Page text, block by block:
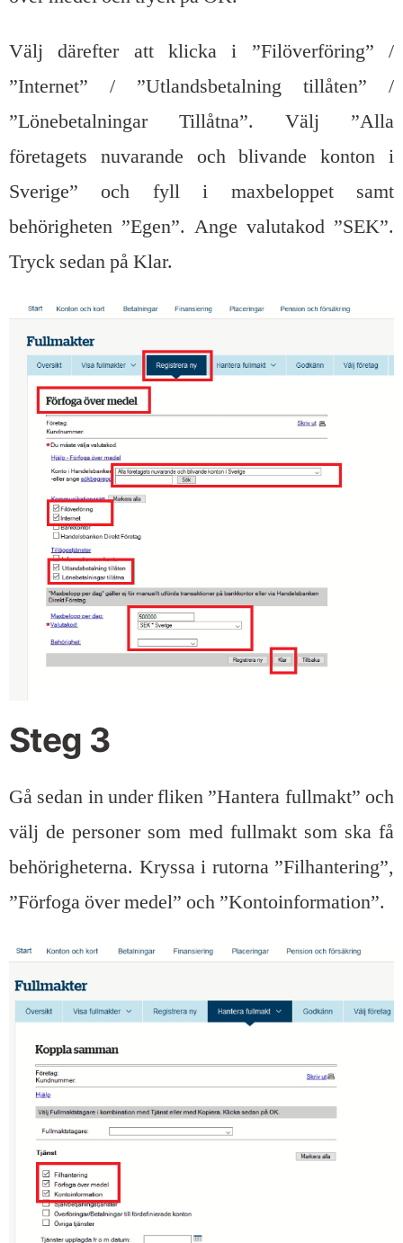
Välj därefter att klicka i ”Filöverföring” /
”Internet” / ”Utlandsbetalning tillåten” /
”Lönebetalningar Tillåtna”. Välj ”Alla
företagets nuvarande och blivande konton i
Sverige” och fyll i maxbeloppet samt
behörigheten ”Egen”. Ange valutakod ”SEK”.
Tryck sedan på Klar.
Steg 3
Gå sedan in under fliken ”Hantera fullmakt” och
välj de personer som med fullmakt som ska få
behörigheterna. Kryssa i rutorna ”Filhantering”,
”Förfoga över medel” och ”Kontoinformation”.